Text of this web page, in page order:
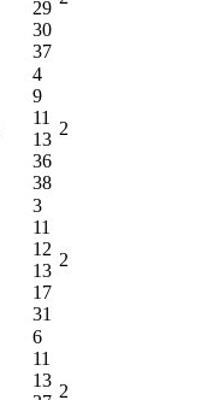
29
30
37
4
9
11
13
36
38
2
3
11
12
13
17
31
2
6
11
13
2